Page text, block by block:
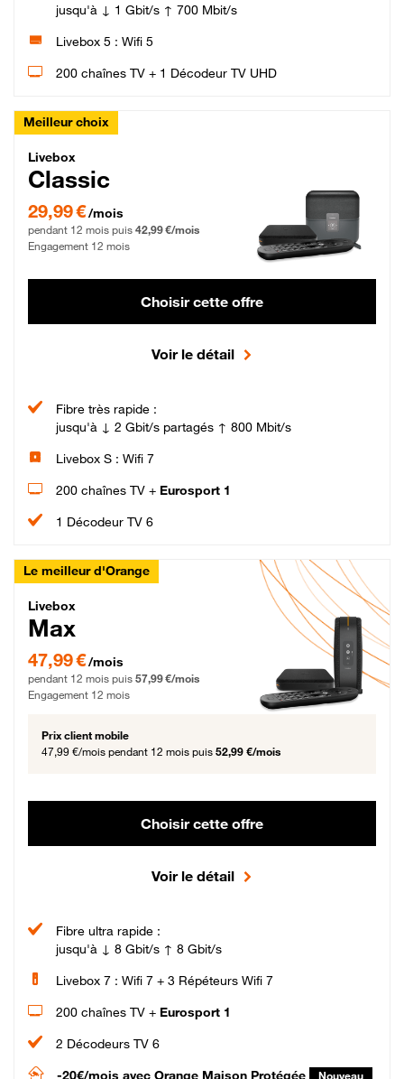
jusqu'à ↓ 1 Gbit/s ↑ 700 Mbit/s
Livebox 5 : Wifi 5
200 chaînes TV + 1 Décodeur TV UHD
Meilleur choix
Livebox Classic Fibre
Livebox
Classic
29,99 € par mois pendant 12 mois puis 42,99 € par mois, Engagement 12 mois
29,99 €/mois
pendant 12 mois puis 42,99 €/mois
Engagement 12 mois
Choisir cette offre
Voir le détail
Fibre très rapide :
jusqu'à ↓ 2 Gbit/s partagés ↑ 800 Mbit/s
Livebox S : Wifi 7
200 chaînes TV + Eurosport 1
1 Décodeur TV 6
Le meilleur d'Orange
Livebox Max Fibre
Livebox
Max
47,99 € par mois pendant 12 mois puis 57,99 € par mois, Engagement 12 mois
47,99 €/mois
pendant 12 mois puis 57,99 €/mois
Engagement 12 mois
Prix client mobile
47,99 €/mois pendant 12 mois puis 52,99 €/mois
Choisir cette offre
Voir le détail
Fibre ultra rapide :
jusqu'à ↓ 8 Gbit/s ↑ 8 Gbit/s
Livebox 7 : Wifi 7 + 3 Répéteurs Wifi 7
200 chaînes TV + Eurosport 1
2 Décodeurs TV 6
-20€/mois avec Orange Maison Protégée Nouveau